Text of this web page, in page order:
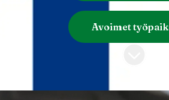
Avoimet